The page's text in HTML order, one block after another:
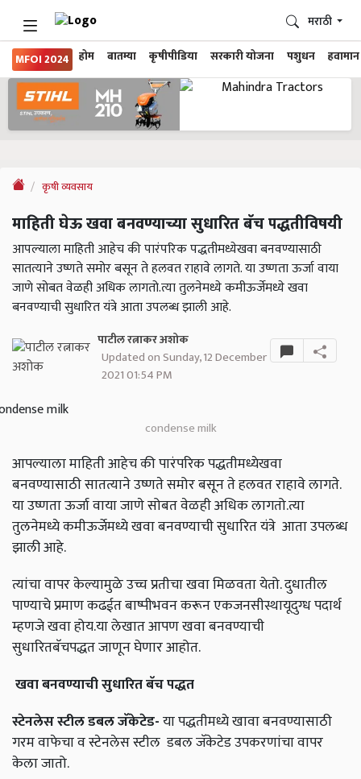
MFOI 2024 होम बातम्या कृषीपीडिया सरकारी योजना पशुधन हवामान
मराठी
कृषी व्यवसाय
माहिती घेऊ खवा बनवण्याच्या सुधारित बॅच पद्धतीविषयी
आपल्याला माहिती आहेच की पारंपरिक पद्धतीमध्येखवा बनवण्यासाठी
सातत्याने उष्णते समोर बसून ते हलवत राहावे लागते. या उष्णता ऊर्जा वाया
जाणे सोबत वेळही अधिक लागतो.त्या तुलनेमध्ये कमीऊर्जेमध्ये खवा
बनवण्याची सुधारित यंत्रे आता उपलब्ध झाली आहे.
पाटील रत्नाकर अशोक
Updated on Sunday, 12 December
2021 01:54 PM
condense milk
आपल्याला माहिती आहेच की पारंपरिक पद्धतीमध्येखवा
बनवण्यासाठी सातत्याने उष्णते समोर बसून ते हलवत राहावे लागते.
या उष्णता ऊर्जा वाया जाणे सोबत वेळही अधिक लागतो.त्या
तुलनेमध्ये कमीऊर्जेमध्ये खवा बनवण्याची सुधारित यंत्रे आता उपलब्ध
झाली आहे.
त्यांचा वापर केल्यामुळे उच्च प्रतीचा खवा मिळवता येतो. दुधातील
पाण्याचे प्रमाण कढईत बाष्पीभवन करून एकजनसीस्थायूदुग्ध पदार्थ
म्हणजे खवा होय.या लेखात आपण खवा बनवण्याची
सुधारितबॅचपद्धत जाणून घेणार आहोत.
खवा बनवण्याची सुधारित बॅच पद्धत
स्टेनलेस स्टील डबल जॅकेटेड-या पद्धतीमध्ये खावा बनवण्यासाठी
गरम वाफेचा व स्टेनलेस स्टील डबल जॅकेटेड उपकरणांचा वापर
केला जातो.